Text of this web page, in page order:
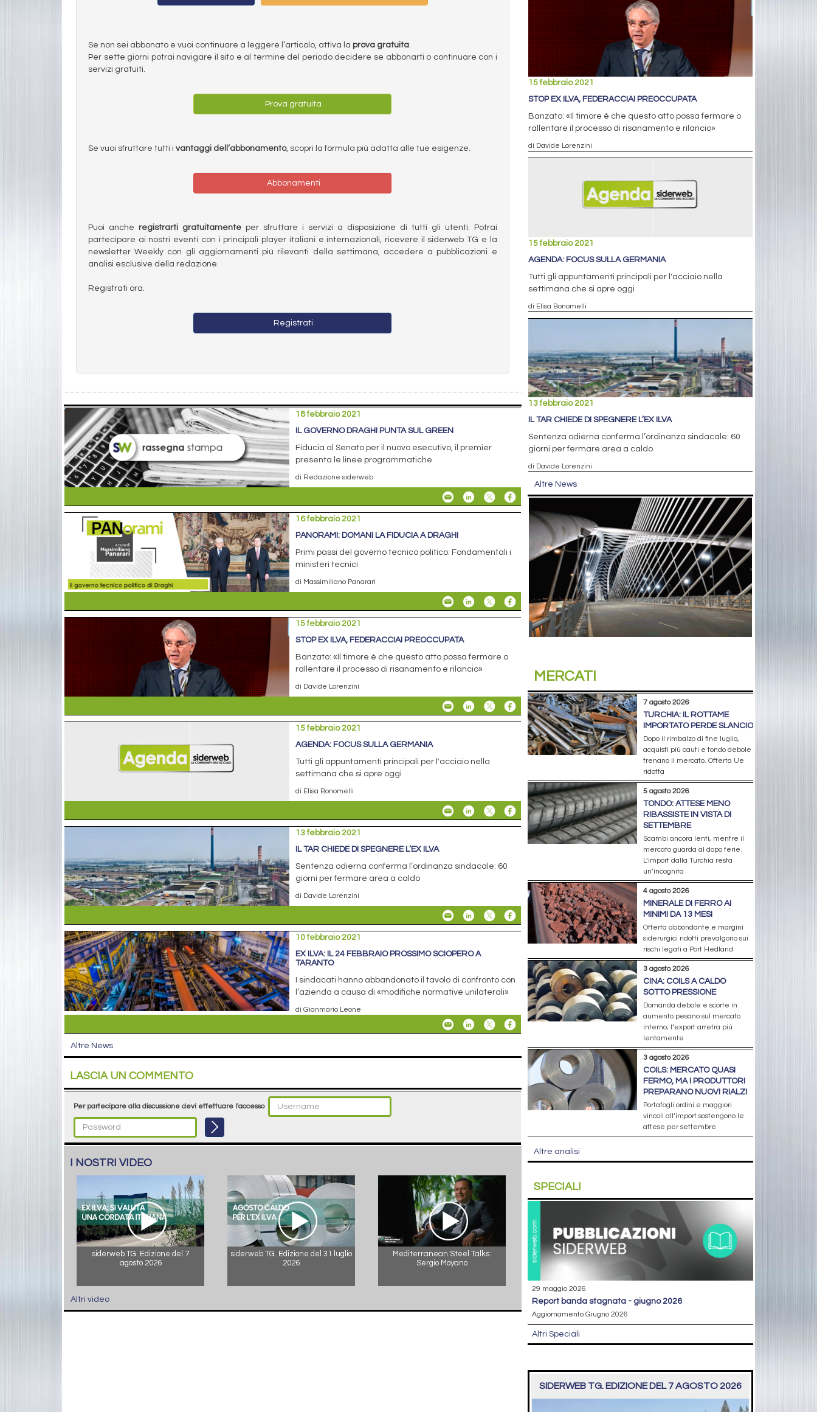
Se non sei abbonato e vuoi continuare a leggere l’articolo, attiva la prova gratuita.
Per sette giorni potrai navigare il sito e al termine del periodo decidere se abbonarti o continuare con i
servizi gratuiti.
Prova gratuita
Se vuoi sfruttare tutti i vantaggi dell’abbonamento, scopri la formula più adatta alle tue esigenze.
Abbonamenti
Puoi anche registrarti gratuitamenteper sfruttare i servizi a disposizione di tutti gli utenti. Potrai
partecipare ai nostri eventi con i principali player italiani e internazionali, ricevere il siderweb TG e la
newsletter Weekly con gli aggiornamenti più rilevanti della settimana, accedere a pubblicazioni e
analisi esclusive della redazione.
Registrati ora.
Registrati
18 febbraio 2021
IL GOVERNO DRAGHI PUNTA SUL GREEN
Fiducia al Senato per il nuovo esecutivo, il premier
presenta le linee programmatiche
di Redazione siderweb
16 febbraio 2021
PANORAMI: DOMANI LA FIDUCIA A DRAGHI
Primi passi del governo tecnico politico. Fondamentali i
ministeri tecnici
di Massimiliano Panarari
15 febbraio 2021
STOP EX ILVA, FEDERACCIAI PREOCCUPATA
Banzato: «Il timore è che questo atto possa fermare o
rallentare il processo di risanamento e rilancio»
di Davide Lorenzini
15 febbraio 2021
AGENDA: FOCUS SULLA GERMANIA
Tutti gli appuntamenti principali per l'acciaio nella
settimana che si apre oggi
di Elisa Bonomelli
13 febbraio 2021
IL TAR CHIEDE DI SPEGNERE L’EX ILVA
Sentenza odierna conferma l’ordinanza sindacale: 60
giorni per fermare area a caldo
di Davide Lorenzini
10 febbraio 2021
EX ILVA: IL 24 FEBBRAIO PROSSIMO SCIOPERO A
TARANTO
I sindacati hanno abbandonato il tavolo di confronto con
l’azienda a causa di «modifiche normative unilaterali»
di Gianmario Leone
Altre News
LASCIA UN COMMENTO
Per partecipare alla discussione devi effettuare l'accesso
I NOSTRI VIDEO
siderweb TG. Edizione del 7
agosto 2026
siderweb TG. Edizione del 31 luglio
2026
Mediterranean Steel Talks:
Sergio Moyano
Altri video
15 febbraio 2021
STOP EX ILVA, FEDERACCIAI PREOCCUPATA
Banzato: «Il timore è che questo atto possa fermare o
rallentare il processo di risanamento e rilancio»
di Davide Lorenzini
15 febbraio 2021
AGENDA: FOCUS SULLA GERMANIA
Tutti gli appuntamenti principali per l'acciaio nella
settimana che si apre oggi
di Elisa Bonomelli
13 febbraio 2021
IL TAR CHIEDE DI SPEGNERE L’EX ILVA
Sentenza odierna conferma l’ordinanza sindacale: 60
giorni per fermare area a caldo
di Davide Lorenzini
Altre News
MERCATI
7 agosto 2026
TURCHIA: IL ROTTAME
IMPORTATO PERDE SLANCIO
Dopo il rimbalzo di fine luglio,
acquisti più cauti e tondo debole
frenano il mercato. Offerta Ue
ridotta
5 agosto 2026
TONDO: ATTESE MENO
RIBASSISTE IN VISTA DI
SETTEMBRE
Scambi ancora lenti, mentre il
mercato guarda al dopo ferie.
L’import dalla Turchia resta
un’incognita
4 agosto 2026
MINERALE DI FERRO AI
MINIMI DA 13 MESI
Offerta abbondante e margini
siderurgici ridotti prevalgono sui
rischi legati a Port Hedland
3 agosto 2026
CINA: COILS A CALDO
SOTTO PRESSIONE
Domanda debole e scorte in
aumento pesano sul mercato
interno; l’export arretra più
lentamente
3 agosto 2026
COILS: MERCATO QUASI
FERMO, MA I PRODUTTORI
PREPARANO NUOVI RIALZI
Portafogli ordini e maggiori
vincoli all’import sostengono le
attese per settembre
Altre analisi
SPECIALI
29 maggio 2026
report banda stagnata - giugno 2026
Aggiornamento Giugno 2026
Altri Speciali
SIDERWEB TG. EDIZIONE DEL 7 AGOSTO 2026